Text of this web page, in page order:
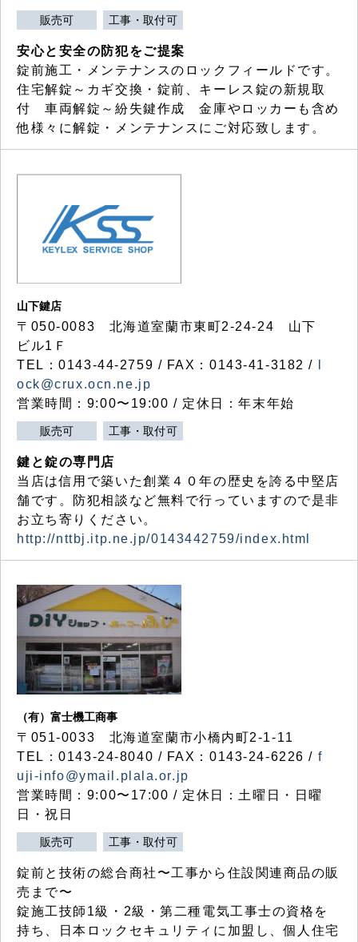
販売可 工事・取付可
安心と安全の防犯をご提案
錠前施工・メンテナンスのロックフィールドです。
住宅解錠～カギ交換・錠前、キーレス錠の新規取
付 車両解錠～紛失鍵作成 金庫やロッカーも含め
他様々に解錠・メンテナンスにご対応致します。
山下鍵店
〒050-0083 北海道室蘭市東町2-24-24 山下
ビル1Ｆ
TEL：0143-44-2759 / FAX：0143-41-3182 /
ock@crux.ocn.ne.jp
営業時間：9:00〜19:00 / 定休日：年末年始
販売可 工事・取付可
鍵と錠の専門店
当店は信用で築いた創業４０年の歴史を誇る中堅店
舗です。防犯相談など無料で行っていますので是非
お立ち寄りください。
http://nttbj.itp.ne.jp/0143442759/index.html
（有）富士機工商事
〒051-0033 北海道室蘭市小橋内町2-1-11
TEL：0143-24-8040 / FAX：0143-24-6226 / f
uji-info@ymail.plala.or.jp
営業時間：9:00〜17:00 / 定休日：土曜日・日曜
日・祝日
販売可 工事・取付可
錠前と技術の総合商社〜工事から住設関連商品の販
売まで〜
錠施工技師1級・2級・第二種電気工事士の資格を
持ち、日本ロックセキュリティに加盟し、個人住宅